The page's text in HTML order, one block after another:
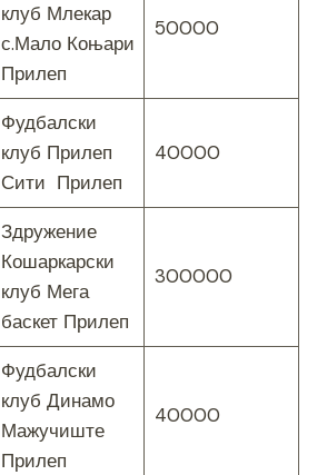
клуб Млекар
с.Мало Коњари
Прилеп
50000
Фудбалски
клуб Прилеп
Сити Прилеп
40000
Здружение
Кошаркарски
клуб Мега
баскет Прилеп
300000
Фудбалски
клуб Динамо
Мажучиште
Прилеп
40000